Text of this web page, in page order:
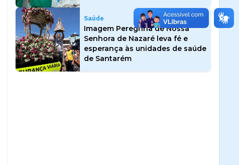
Saúde
Imagem Peregrina de Nossa
Senhora de Nazaré leva fé e
esperança às unidades de saúde
de Santarém